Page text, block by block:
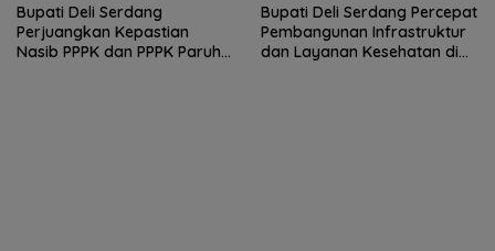
Bupati Deli Serdang
Perjuangkan Kepastian
Nasib PPPK dan PPPK Paruh
Bupati Deli Serdang Percepat
Pembangunan Infrastruktur
dan Layanan Kesehatan di